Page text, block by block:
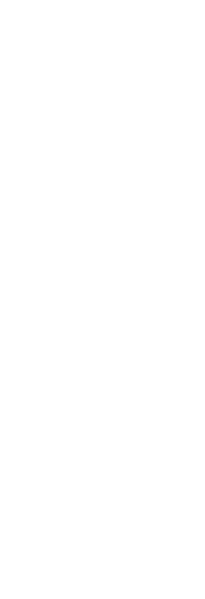
タに基づき作成されるも
あることをご了承くださ
メンバーズにご登録され
および当社の共同利用者
用することをご了承くだ
品です。
ある商品です。
す予定はありません。
中の商品です。
ーテル類(PBDE) 1000ppm以下、
ルエーテル類) : 1000ppm、
ベンジル) : 1000ppm、
いよう必要な手段を講じ
器並びにこれらの製造装
該第三者に通知します。
る場合は、取り引きをい
様担当のオムロン制御